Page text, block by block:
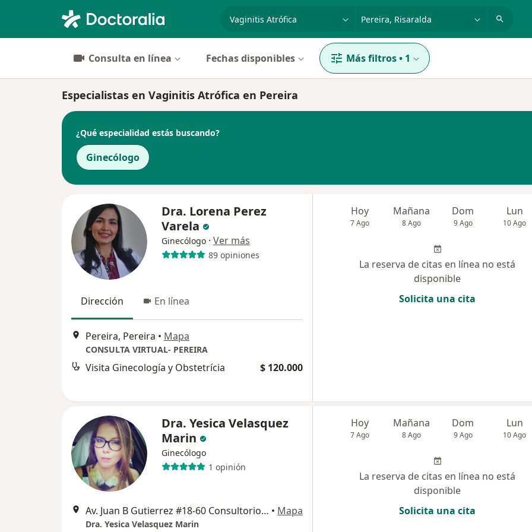
especialidad, enfermedad o nombre
Consulta en línea Fechas disponibles Más filtros• 1
Especialistas en Vaginitis Atrófica en Pereira
¿Qué especialidad estás buscando?
Ginecólogo
Dra. Lorena Perez
Varela
Ginecólogo · Ver más
89 opiniones
Dirección En línea
Pereira, Pereira • Mapa
CONSULTA VIRTUAL- PEREIRA
Visita Ginecología y Obstetrícia $ 120.000
Hoy
7 Ago
Mañana
8 Ago
Dom
9 Ago
Lun
10 Ago
La reserva de citas en línea no está
disponible
Solicita una cita
Dra. Yesica Velasquez
Marin
Ginecólogo
1 opinión
Av. Juan B Gutierrez #18-60 Consultorio 1008 Edificio Oval, Pereira • Mapa
Dra. Yesica Velasquez Marin
Hoy
7 Ago
Mañana
8 Ago
Dom
9 Ago
Lun
10 Ago
La reserva de citas en línea no está
disponible
Solicita una cita